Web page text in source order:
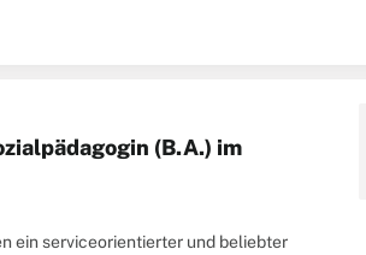
(B.A.) im
ein serviceorientierter und beliebter